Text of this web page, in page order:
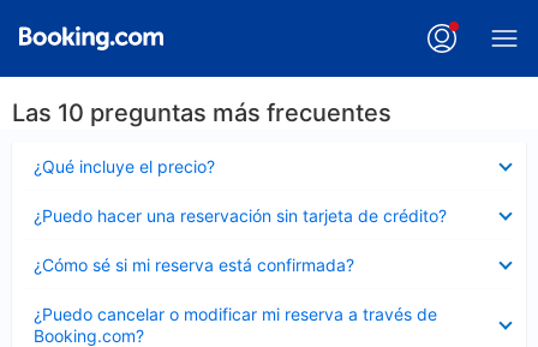
Las 10 preguntas más frecuentes
¿Qué incluye el precio?
cerrado
¿Puedo hacer una reservación sin tarjeta de crédito?
cerrado
¿Cómo sé si mi reserva está confirmada?
cerrado
¿Puedo cancelar o modificar mi reserva a través de
Booking.com?
cerrado